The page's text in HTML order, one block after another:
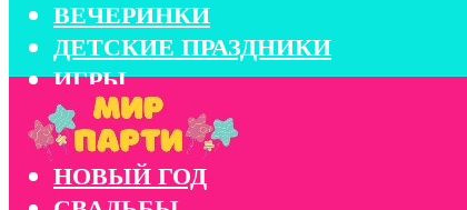
ВЕЧЕРИНКИ
ДЕТСКИЕ ПРАЗДНИКИ
ИГРЫ
КОНКУРСЫ
КОРПОРАТИВЫ
НОВЫЙ ГОД